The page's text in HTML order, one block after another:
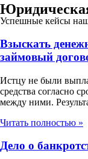
Успешные кейсы
Взыскать
займовый
Истцу не были
средства согласно
между ними.
Читать полностью »
Дело о